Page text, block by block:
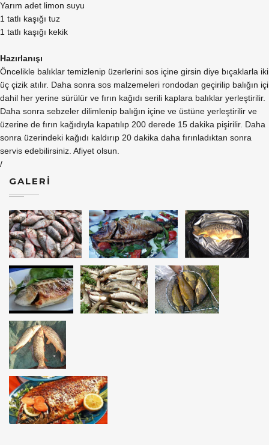
Yarım adet limon suyu
1 tatlı kaşığı tuz
1 tatlı kaşığı kekik
Hazırlanışı
Öncelikle balıklar temizlenip üzerlerini sos içine girsin diye bıçaklarla iki
üç çizik atılır. Daha sonra sos malzemeleri rondodan geçirilip balığın içi
dahil her yerine sürülür ve fırın kağıdı serili kaplara balıklar yerleştirilir.
Daha sonra sebzeler dilimlenip balığın içine ve üstüne yerleştirilir ve
üzerine de fırın kağıdıyla kapatılıp 200 derede 15 dakika pişirilir. Daha
sonra üzerindeki kağıdı kaldırıp 20 dakika daha fırınladıktan sonra
servis edebilirsiniz. Afiyet olsun.
/
GALERİ